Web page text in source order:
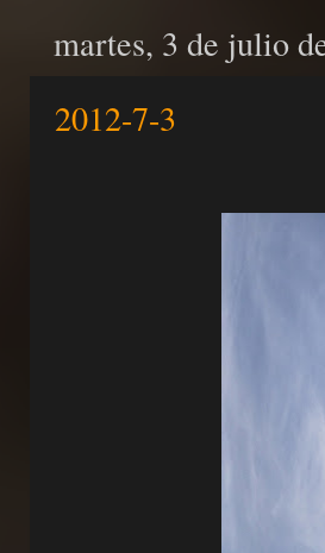
martes, 3 de julio
2012-7-3